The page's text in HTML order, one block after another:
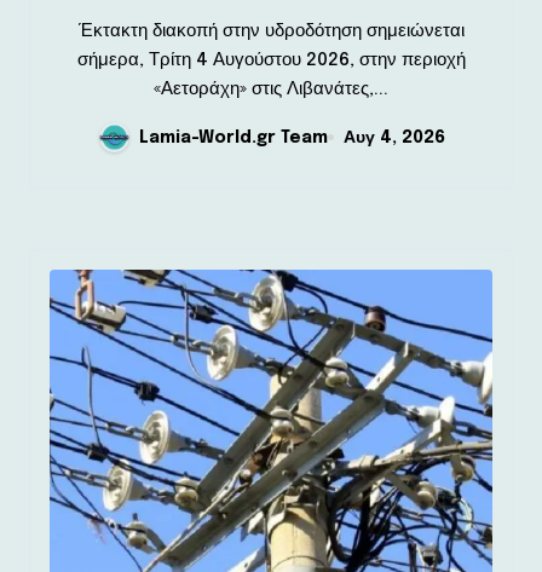
Έκτακτη διακοπή στην υδροδότηση σημειώνεται
σήμερα, Τρίτη 4 Αυγούστου 2026, στην περιοχή
«Αετοράχη» στις Λιβανάτες,...
Lamia-World.gr Team Αυγ 4, 2026